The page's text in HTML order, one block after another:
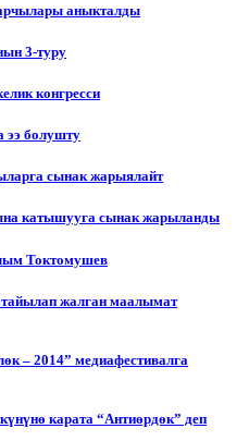
аныкталды
3-туру
конгресси
ээ болушту
сынак жарыялайт
катышууга сынак жарыланды
Токтомушев
жалган маалымат
– 2014” медиафестивалга
карата “Антиөрдөк” деп